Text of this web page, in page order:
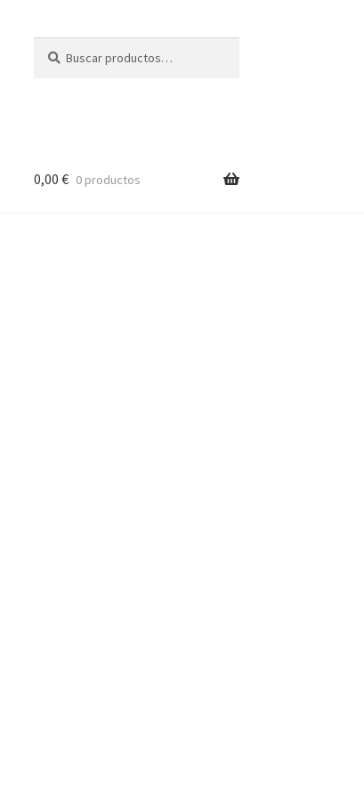
por:
0,00 € 0 productos